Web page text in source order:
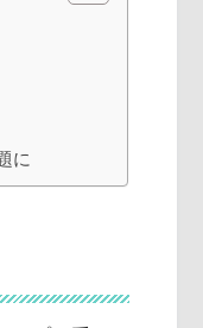
に